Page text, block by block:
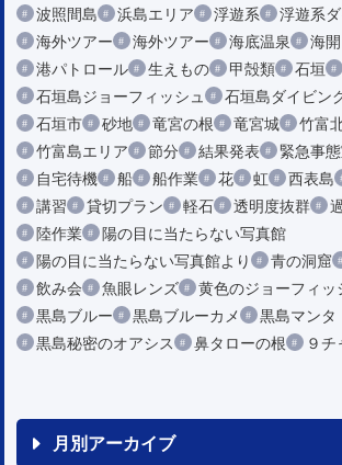
波照間島
浜島エリア 浮遊系 浮遊系
海外ツアー
海外ツアー 海底温泉 海開
港パトロール
生えもの 甲殻類 石垣
石垣島ジョーフィッシュ
石垣島ダイビン
石垣市
砂地 竜宮の根 竜宮城 竹富
竹富島エリア
節分 結果発表 緊急事
自宅待機
船 船作業 花 虹 西表島
講習
貸切プラン 軽石 透明度抜群
陸作業
陽の目に当たらない写真館
陽の目に当たらない写真館より
青の洞窟
飲み会
魚眼レンズ 黄色のジョーフィッ
黒島ブルー
黒島ブルーカメ
黒島マンタ
黒島秘密のオアシス
鼻タローの根 ９
月別アーカイブ